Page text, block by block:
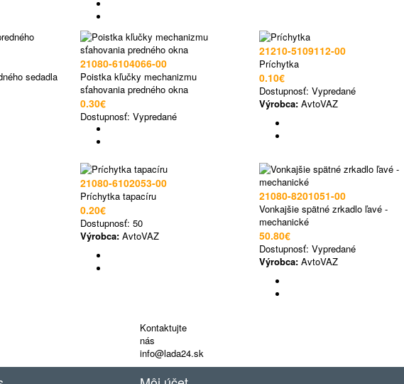
sedadla
21080-6104066-00
Poistka kľučky mechanizmu
sťahovania predného okna
0.30€
Dostupnosť: Vypredané
21210-5109112-00
Príchytka
0.10€
Dostupnosť: Vypredané
Výrobca: AvtoVAZ
21080-6102053-00
Príchytka tapacíru
0.20€
Dostupnosť: 50
Výrobca: AvtoVAZ
21080-8201051-00
Vonkajšie spätné zrkadlo ľavé -
mechanické
50.80€
Dostupnosť: Vypredané
Výrobca: AvtoVAZ
Kontaktujte
nás
info@lada24.sk